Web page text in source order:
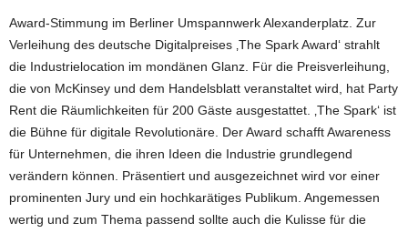
Award-Stimmung im Berliner Umspannwerk Alexanderplatz. Zur
Verleihung des deutsche Digitalpreises ‚The Spark Award‘ strahlt
die Industrielocation im mondänen Glanz. Für die Preisverleihung,
die von McKinsey und dem Handelsblatt veranstaltet wird, hat Party
Rent die Räumlichkeiten für 200 Gäste ausgestattet. ‚The Spark‘ ist
die Bühne für digitale Revolutionäre. Der Award schafft Awareness
für Unternehmen, die ihren Ideen die Industrie grundlegend
verändern können. Präsentiert und ausgezeichnet wird vor einer
prominenten Jury und ein hochkarätiges Publikum. Angemessen
wertig und zum Thema passend sollte auch die Kulisse für die